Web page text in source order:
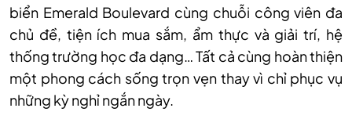
biển Emerald Boulevard cùng chuỗi công viên đa
chủ đề, tiện ích mua sắm, ẩm thực và giải trí, hệ
thống trường học đa dạng… Tất cả cùng hoàn thiện
một phong cách sống trọn vẹn thay vì chỉ phục vụ
những kỳ nghỉ ngắn ngày.